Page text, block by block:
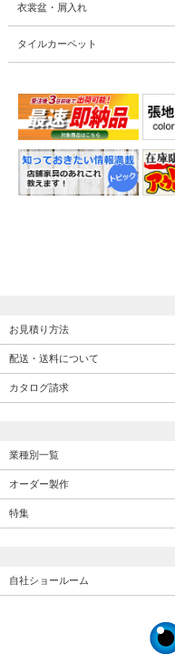
衣裳盆・屑入れ
タイルカーペット
お見積り方法
配送・送料について
カタログ請求
業種別一覧
オーダー製作
特集
自社ショールーム